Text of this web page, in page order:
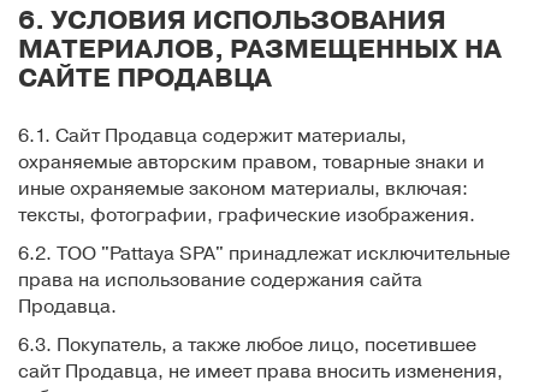
6. УСЛОВИЯ ИСПОЛЬЗОВАНИЯ
МАТЕРИАЛОВ, РАЗМЕЩЕННЫХ НА
САЙТЕ ПРОДАВЦА
6.1. Сайт Продавца содержит материалы,
охраняемые авторским правом, товарные знаки и
иные охраняемые законом материалы, включая:
тексты, фотографии, графические изображения.
6.2. ТОО "Pattaya SPA" принадлежат исключительные
права на использование содержания сайта
Продавца.
6.3. Покупатель, а также любое лицо, посетившее
сайт Продавца, не имеет права вносить изменения,